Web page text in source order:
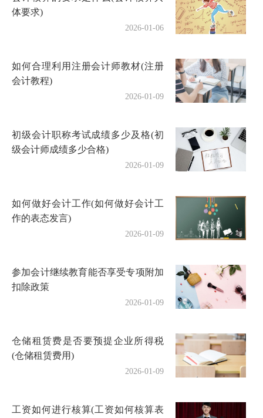
体要求)
2026-01-06
如何合理利用注册会计师教材(注册
会计教程)
2026-01-09
初级会计职称考试成绩多少及格(初
级会计师成绩多少合格)
2026-01-09
如何做好会计工作(如何做好会计工
作的表态发言)
2026-01-09
参加会计继续教育能否享受专项附加
扣除政策
2026-01-09
仓储租赁费是否要预提企业所得税
(仓储租赁费用)
2026-01-09
工资如何进行核算(工资如何核算表